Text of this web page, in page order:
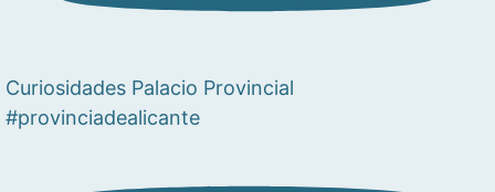
Curiosidades Palacio Provincial
#provinciadealicante